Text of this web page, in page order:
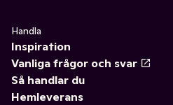
Handla
Inspiration
Vanliga frågor och svar
Så handlar du
Hemleverans